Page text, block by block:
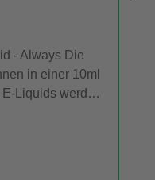
Always Die
in einer 10ml
Liquids werden